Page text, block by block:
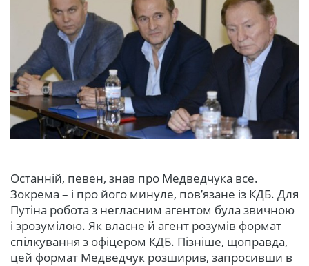
Останній, певен, знав про Медведчука все.
Зокрема – і про його минуле, пов’язане із КДБ. Для
Путіна робота з негласним агентом була звичною
і зрозумілою. Як власне й агент розумів формат
спілкування з офіцером КДБ. Пізніше, щоправда,
цей формат Медведчук розширив, запросивши в